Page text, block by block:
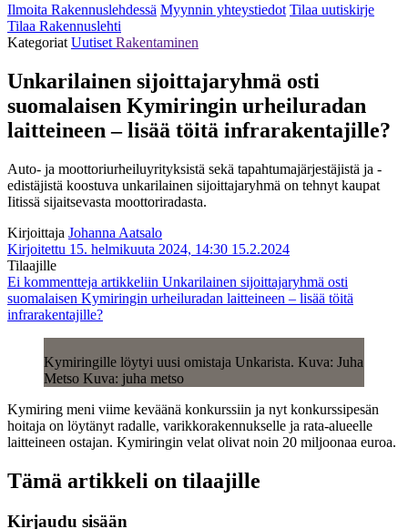
Ilmoita Rakennuslehdessä Myynnin yhteystiedot Tilaa uutiskirje
Tilaa Rakennuslehti
Kategoriat Uutiset Rakentaminen
Unkarilainen sijoittajaryhmä osti
suomalaisen Kymiringin urheiluradan
laitteineen – lisää töitä infrarakentajille?
Auto- ja moottoriurheiluyrityksistä sekä tapahtumajärjestäjistä ja -
edistäjistä koostuva unkarilainen sijoittajaryhmä on tehnyt kaupat
Iitissä sijaitsevasta moottoriradasta.
Kirjoittaja Johanna Aatsalo
Kirjoitettu 15. helmikuuta 2024, 14:30 15.2.2024
Tilaajille
Ei kommentteja artikkeliin Unkarilainen sijoittajaryhmä osti
suomalaisen Kymiringin urheiluradan laitteineen – lisää töitä
infrarakentajille?
Kymiringille löytyi uusi omistaja Unkarista. Kuva: Juha
Metso Kuva: juha metso
Kymiring meni viime keväänä konkurssiin ja nyt konkurssipesän
hoitaja on löytänyt radalle, varikkorakennukselle ja rata-alueelle
laitteineen ostajan. Kymiringin velat olivat noin 20 miljoonaa euroa.
Tämä artikkeli on tilaajille
Kirjaudu sisään